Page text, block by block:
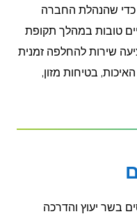
כדי שהנהלת החברה
טובות במהלך תקופת
שירות להחלפה זמנית
בטיחות מזון,
בשר יעוץ והדרכה